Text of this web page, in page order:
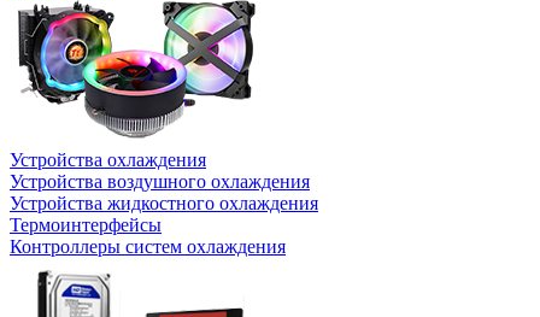
Устройства охлаждения
Устройства воздушного охлаждения
Устройства жидкостного охлаждения
Термоинтерфейсы
Контроллеры систем охлаждения